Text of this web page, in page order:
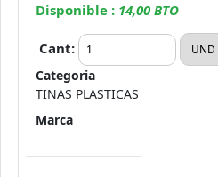
Disponible : 14,00 BTO
Cant:
Categoria
TINAS PLASTICAS
Marca